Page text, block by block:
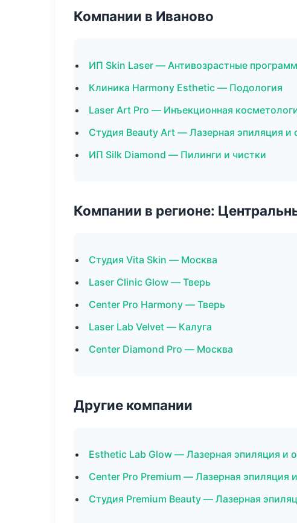
Компании в Иваново
ИП Skin Laser — Антивозрастные
Клиника Harmony Esthetic — Подология
Laser Art Pro — Инъекционная
Студия Beauty Art — Лазерная эпиляция
ИП Silk Diamond — Пилинги и чистки
Компании в регионе:
Студия Vita Skin — Москва
Laser Clinic Glow — Тверь
Center Pro Harmony — Тверь
Laser Lab Velvet — Калуга
Center Diamond Pro — Москва
Другие компании
Esthetic Lab Glow — Лазерная эпиляция
Center Pro Premium — Лазерная эпиляция
Студия Premium Beauty — Лазерная